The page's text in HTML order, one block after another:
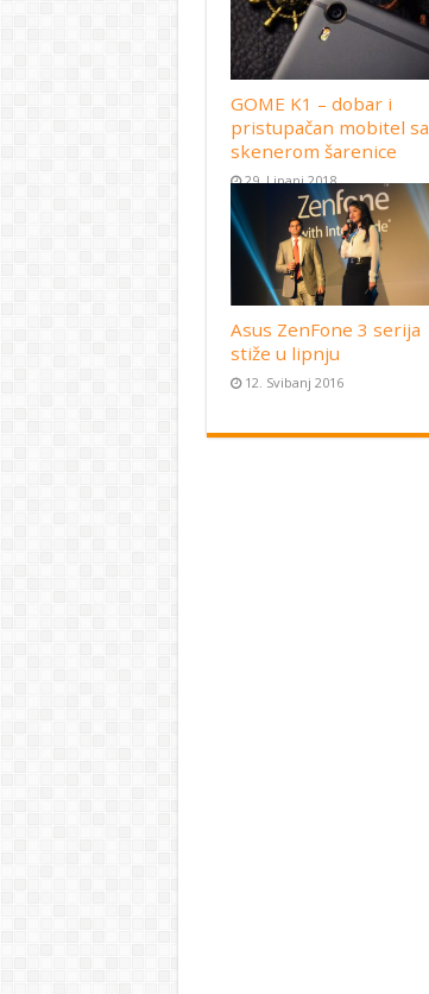
GOME K1 – dobar i
pristupačan mobitel sa
skenerom šarenice
29. Lipanj 2018
Asus ZenFone 3 serija
stiže u lipnju
12. Svibanj 2016